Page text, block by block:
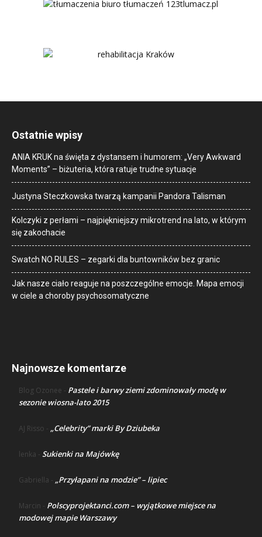
Ostatnie wpisy
ANIA KRUK na święta z dystansem i humorem: „Very Awkward
Moments” – biżuteria, która ratuje trudne sytuacje
Justyna Steczkowska twarzą kampanii Pandora Talisman
Kolczyki z perłami – najpiękniejszy mikrotrend na lato, w którym
się zakochacie
Swatch NO RULES – zegarki dla buntowników bez granic
Jak nasze ciało reaguje na poszczególne emocje. Mapa emocji
w ciele a choroby psychosomatyczne
Najnowsze komentarze
Blog Ozonee - Pastele i barwy ziemi zdominowały modę w
sezonie wiosna-lato 2015
AJ Risso - „Celebrity” marki By Dziubeka
lenka - Sukienki na Majówkę
Gabriella - „Przyłapani na modzie” – lipiec
Marcin - Polscyprojektanci.com – wyjątkowe miejsce na
modowej mapie Warszawy